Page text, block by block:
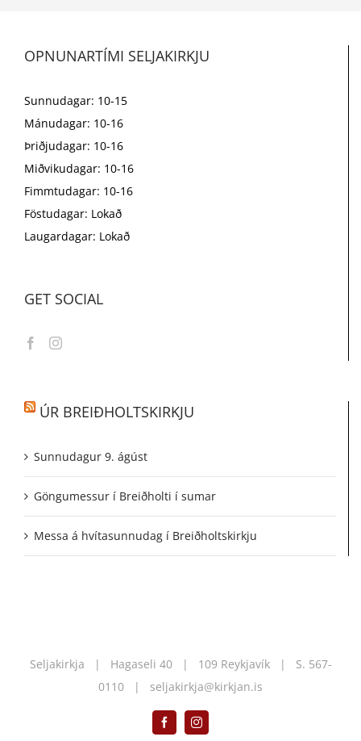
OPNUNARTÍMI SELJAKIRKJU
Sunnudagar: 10-15
Mánudagar: 10-16
Þriðjudagar: 10-16
Miðvikudagar: 10-16
Fimmtudagar: 10-16
Föstudagar: Lokað
Laugardagar: Lokað
GET SOCIAL
ÚR BREIÐHOLTSKIRKJU
Sunnudagur 9. ágúst
Göngumessur í Breiðholti í sumar
Messa á hvítasunnudag í Breiðholtskirkju
Seljakirkja | Hagaseli 40 | 109 Reykjavík | S. 567-
0110 | seljakirkja@kirkjan.is
FacebookInstagram